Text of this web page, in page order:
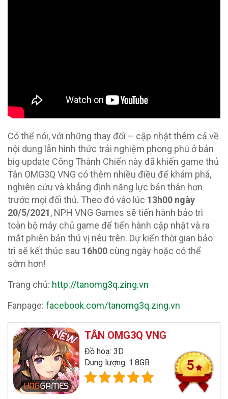
Có thể nói, với những thay đổi – cập nhật thêm cả về
nội dung lẫn hình thức trải nghiệm phong phú ở bản
big update Công Thành Chiến này đã khiến game thủ
Tân OMG3Q VNG có thêm nhiều điều để khám phá,
nghiên cứu và khẳng định năng lực bản thân hơn
trước mọi đối thủ. Theo đó vào lúc 13h00 ngày
20/5/2021, NPH VNG Games sẽ tiến hành bảo trì
toàn bộ máy chủ game để tiến hành cập nhật và ra
mắt phiên bản thú vị nêu trên. Dự kiến thời gian bảo
trì sẽ kết thúc sau 16h00 cùng ngày hoặc có thể
sớm hơn!
Trang chủ: http://tanomg3q.zing.vn
Fanpage: facebook.com/tanomg3q.zing.vn
TÂN OMG3Q VNG
Đồ hoạ: 3D
Dung lượng: 1.8GB
5